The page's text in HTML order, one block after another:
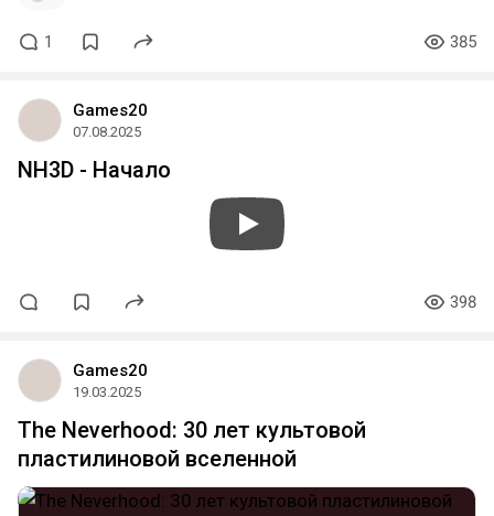
1 385
Games20
07.08.2025
NH3D - Начало
398
Games20
19.03.2025
The Neverhood: 30 лет культовой
пластилиновой вселенной